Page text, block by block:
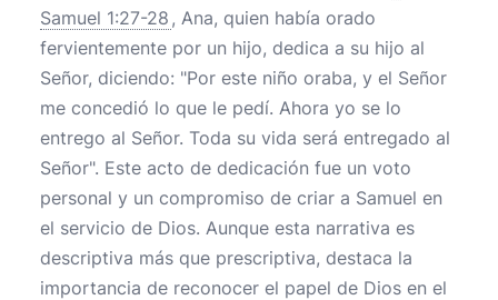
Samuel 1:27-28 , Ana, quien había orado
fervientemente por un hijo, dedica a su hijo al
Señor, diciendo: "Por este niño oraba, y el Señor
me concedió lo que le pedí. Ahora yo se lo
entrego al Señor. Toda su vida será entregado al
Señor". Este acto de dedicación fue un voto
personal y un compromiso de criar a Samuel en
el servicio de Dios. Aunque esta narrativa es
descriptiva más que prescriptiva, destaca la
importancia de reconocer el papel de Dios en el